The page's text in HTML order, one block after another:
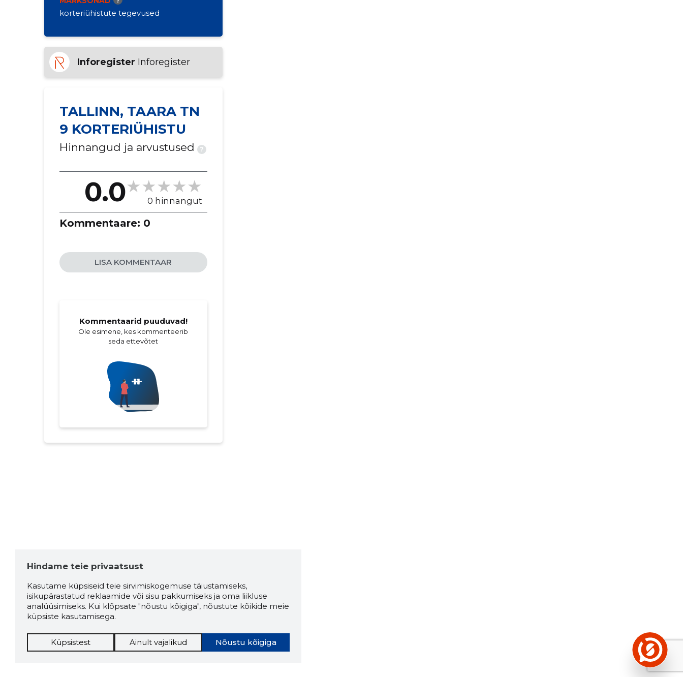
korteriühistute tegevused
Inforegister Inforegister
TALLINN, TAARA TN
9 KORTERIÜHISTU
Hinnangud ja arvustused ?
0.0 0 hinnangut
Kommentaare: 0
LISA KOMMENTAAR
Kommentaarid puuduvad!
Ole esimene, kes kommenteerib
seda ettevõtet
Hindame teie privaatsust
Kasutame küpsiseid teie sirvimiskogemuse täiustamiseks,
isikupärastatud reklaamide või sisu pakkumiseks ja oma liikluse
analüüsimiseks. Kui klõpsate "nõustu kõigiga", nõustute kõikide meie
küpsiste kasutamisega.
Nõustu kõigiga
Küpsistest Ainult vajalikud